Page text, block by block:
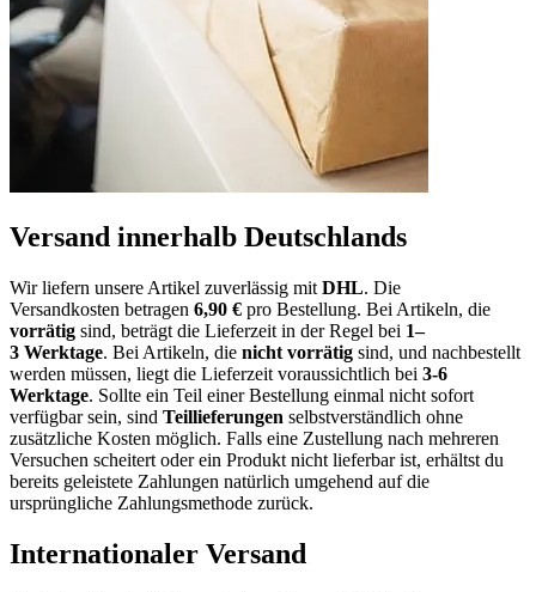
Versand innerhalb Deutschlands
Wir liefern unsere Artikel zuverlässig mit DHL. Die
Versandkosten betragen 6,90 € pro Bestellung. Bei Artikeln, die
vorrätig sind, beträgt die Lieferzeit in der Regel bei 1–
3 Werktage. Bei Artikeln, die nicht vorrätig sind, und nachbestellt
werden müssen, liegt die Lieferzeit voraussichtlich bei 3-6
Werktage. Sollte ein Teil einer Bestellung einmal nicht sofort
verfügbar sein, sind Teillieferungen selbstverständlich ohne
zusätzliche Kosten möglich. Falls eine Zustellung nach mehreren
Versuchen scheitert oder ein Produkt nicht lieferbarist, erhältst du
bereits geleistete Zahlungen natürlich umgehend auf die
ursprüngliche Zahlungsmethode zurück.
Internationaler Versand